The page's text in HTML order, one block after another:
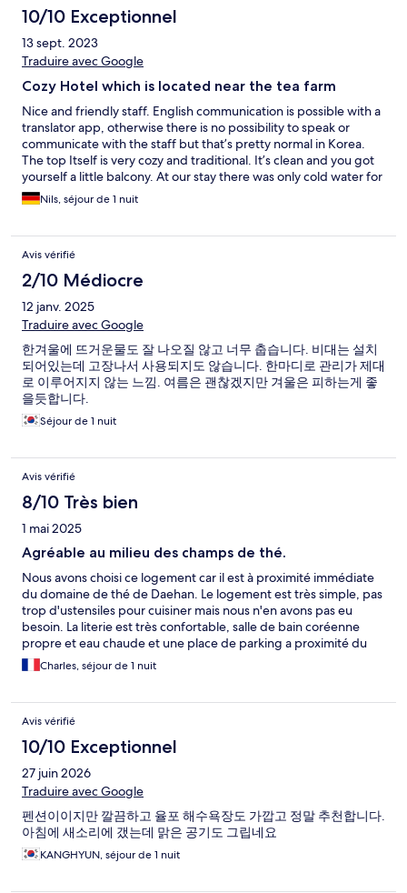
10/10 Exceptionnel
13 sept. 2023
Traduire avec Google
Cozy Hotel which is located near the tea farm
Nice and friendly staff. English communication is possible with a
translator app, otherwise there is no possibility to speak or
communicate with the staff but that’s pretty normal in Korea.
The top Itself is very cozy and traditional. It’s clean and you got
yourself a little balcony. At our stay there was only cold water for
the shower. The staff was friendly and kept care for our luggage
after the checkout so we can visit the tea farm with enough
Nils, séjour de 1 nuit
Avis vérifié
2/10 Médiocre
12 janv. 2025
Traduire avec Google
한겨울에 뜨거운물도 잘 나오질 않고 너무 춥습니다. 비대는 설치
되어있는데 고장나서 사용되지도 않습니다. 한마디로 관리가 제대
로 이루어지지 않는 느낌. 여름은 괜찮겠지만 겨울은 피하는게 좋
을듯합니다.
Séjour de 1 nuit
Avis vérifié
8/10 Très bien
1 mai 2025
Agréable au milieu des champs de thé.
Nous avons choisi ce logement car il est à proximité immédiate
du domaine de thé de Daehan. Le logement est très simple, pas
trop d'ustensiles pour cuisiner mais nous n'en avons pas eu
besoin. La literie est très confortable, salle de bain coréenne
propre et eau chaude et une place de parking a proximité du
logement. L'environnement est calme et beau. Nous avons
passé un agréable moment, avec noté propre petit déjeuner sur
recommandons ce logement.
Charles, séjour de 1 nuit
Avis vérifié
10/10 Exceptionnel
27 juin 2026
Traduire avec Google
펜션이이지만 깔끔하고 율포 해수욕장도 가깝고 정말 추천합니다.
아침에 새소리에 갰는데 맑은 공기도 그립네요
KANGHYUN, séjour de 1 nuit